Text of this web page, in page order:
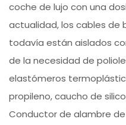
coche de lujo con una
actualidad, los cables de
todavía están aislados
de la necesidad de
elastómeros
propileno, caucho de
Conductor de alambre